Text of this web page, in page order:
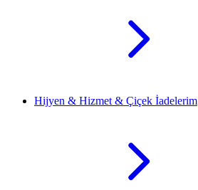
Hijyen & Hizmet & Çiçek İadelerim